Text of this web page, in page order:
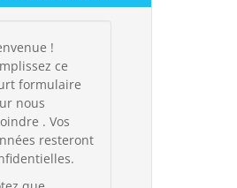
!
ce
formulaire
nous
. Vos
resteront